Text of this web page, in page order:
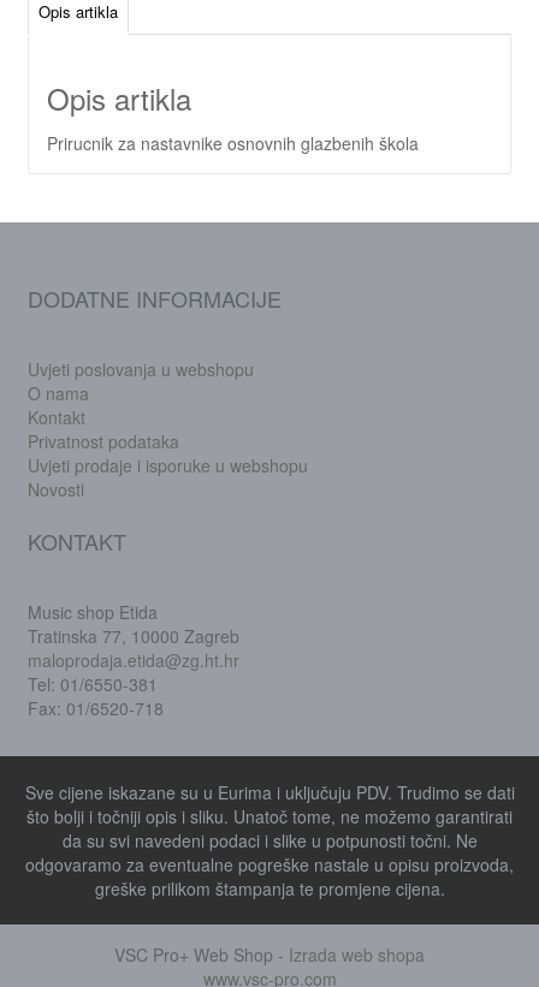
Opis artikla
Opis artikla
Prirucnik za nastavnike osnovnih glazbenih škola
DODATNE INFORMACIJE
Uvjeti poslovanja u webshopu
O nama
Kontakt
Privatnost podataka
Uvjeti prodaje i isporuke u webshopu
Novosti
KONTAKT
Music shop Etida
Tratinska 77, 10000 Zagreb
maloprodaja.etida@zg.ht.hr
Tel: 01/6550-381
Fax: 01/6520-718
Sve cijene iskazane su u Eurima i uključuju PDV. Trudimo se dati
što bolji i točniji opis i sliku. Unatoč tome, ne možemo garantirati
da su svi navedeni podaci i slike u potpunosti točni. Ne
odgovaramo za eventualne pogreške nastale u opisu proizvoda,
greške prilikom štampanja te promjene cijena.
VSC Pro+ Web Shop - Izrada web shopa
www.vsc-pro.com